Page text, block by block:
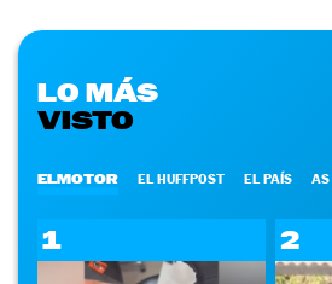
LO MÁS
VISTO
ELMOTOR EL HUFFPOST EL PAÍS AS
1 2